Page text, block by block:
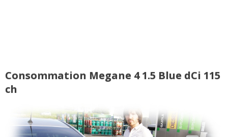
mai 20(0 )
)
Consommation Megane 4 1.5 Blue dCi 115
ch